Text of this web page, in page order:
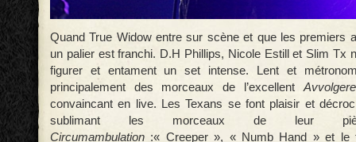
Quand True Widow entre sur scène et que les premiers
un palier est franchi. D.H Phillips, Nicole Estill et Slim Tx
figurer et entament un set intense. Lent et
principalement des morceaux de l’excellent Avvolgere
convaincant en live. Les Texans se font plaisir et
sublimant les morceaux de leur
Circumambulation :« Creeper », « Numb Hand » et le